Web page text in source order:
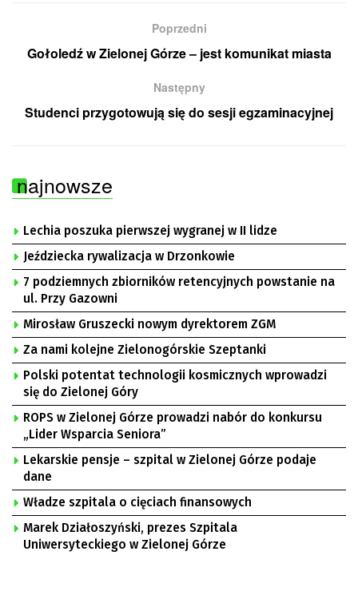
Poprzedni
Gołoledź w Zielonej Górze – jest komunikat miasta
Następny
Studenci przygotowują się do sesji egzaminacyjnej
najnowsze
Lechia poszuka pierwszej wygranej w II lidze
Jeździecka rywalizacja w Drzonkowie
7 podziemnych zbiorników retencyjnych powstanie na
ul. Przy Gazowni
Mirosław Gruszecki nowym dyrektorem ZGM
Za nami kolejne Zielonogórskie Szeptanki
Polski potentat technologii kosmicznych wprowadzi
się do Zielonej Góry
ROPS w Zielonej Górze prowadzi nabór do konkursu
„Lider Wsparcia Seniora”
Lekarskie pensje – szpital w Zielonej Górze podaje
dane
Władze szpitala o cięciach finansowych
Marek Działoszyński, prezes Szpitala
Uniwersyteckiego w Zielonej Górze